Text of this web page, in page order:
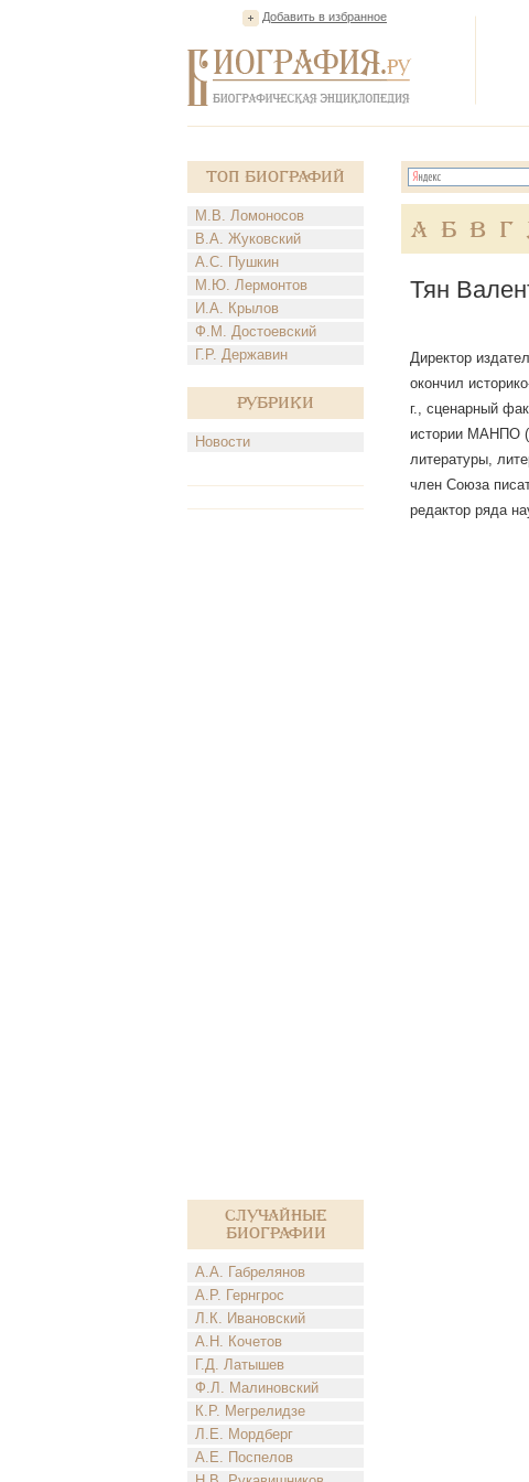
Добавить в избранное
Топ Биографий
М.В. Ломоносов
В.А. Жуковский
А.С. Пушкин
М.Ю. Лермонтов
И.А. Крылов
Ф.М. Достоевский
Г.Р. Державин
Рубрики
Новости
Случайные
биографии
А.А. Габрелянов
А.Р. Гернгрос
Л.К. Ивановский
А.Н. Кочетов
Г.Д. Латышев
Ф.Л. Малиновский
К.Р. Мегрелидзе
Л.Е. Мордберг
А.Е. Поспелов
А Б В Г
Тян
Директор
окончил
г., сценарный
истории МАНПО
литературы,
член Союза
редактор ряда